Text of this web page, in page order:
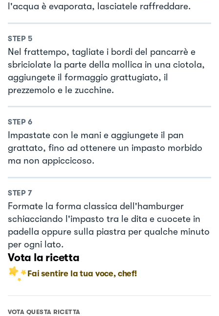
l'acqua è evaporata, lasciatele raffreddare.
STEP 5
Nel frattempo, tagliate i bordi del pancarrè e
sbriciolate la parte della mollica in una ciotola,
aggiungete il formaggio grattugiato, il
prezzemolo e le zucchine.
STEP 6
Impastate con le mani e aggiungete il pan
grattato, fino ad ottenere un impasto morbido
ma non appiccicoso.
STEP 7
Formate la forma classica dell'hamburger
schiacciando l'impasto tra le dita e cuocete in
padella oppure sulla piastra per qualche minuto
per ogni lato.
Vota la ricetta
Fai sentire la tua voce, chef!
VOTA QUESTA RICETTA